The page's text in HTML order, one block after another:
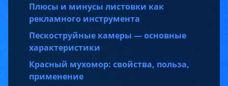
Плюсы и минусы листовки как
рекламного инструмента
Пескоструйные камеры — основные
характеристики
Красный мухомор: свойства, польза,
применение